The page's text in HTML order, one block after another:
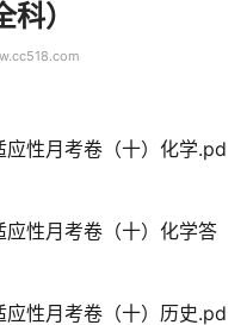
）
性月考卷（十）化学.pd
性月考卷（十）化学答
性月考卷（十）历史.pd